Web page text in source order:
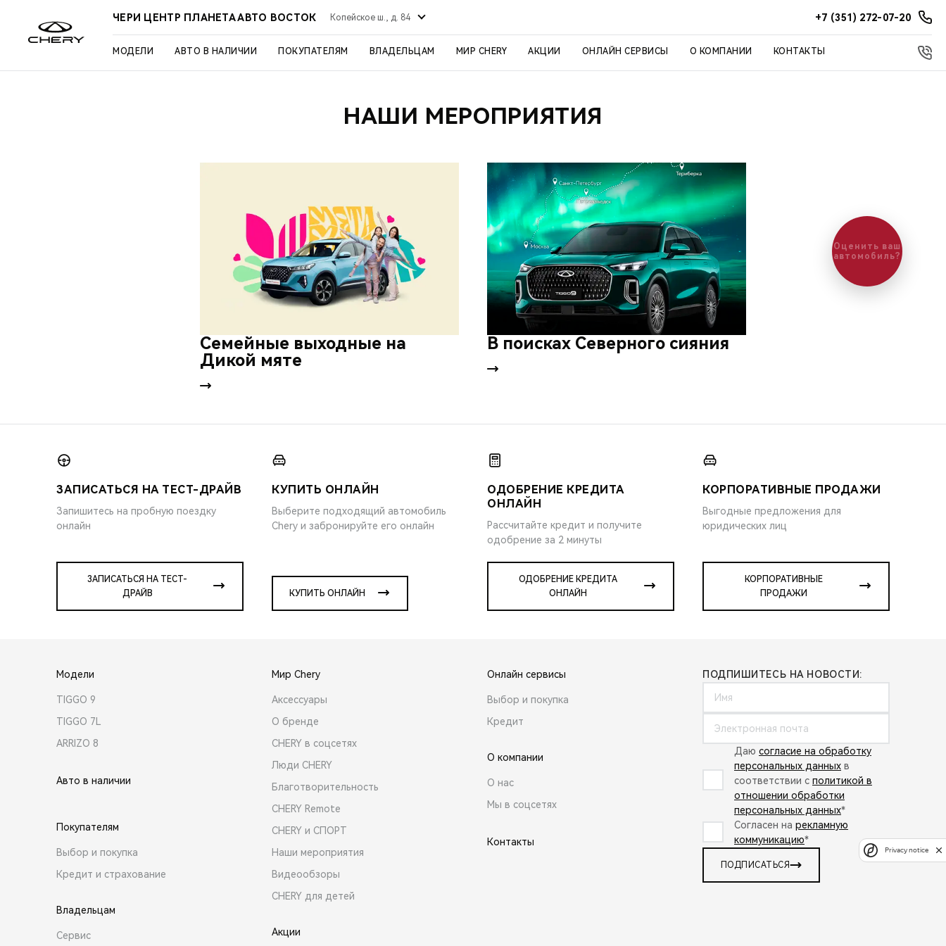
ЧЕРИ ЦЕНТР ПЛАНЕТА АВТО ВОСТОК Копейское ш., д. 84 +7 (351) 272-07-20
МОДЕЛИ АВТО В НАЛИЧИИ ПОКУПАТЕЛЯМ ВЛАДЕЛЬЦАМ МИР CHERY АКЦИИ ОНЛАЙН СЕРВИСЫ О КОМПАНИИ КОНТАКТЫ
НАШИ МЕРОПРИЯТИЯ
Семейные выходные на
Дикой мяте
В поисках Северного сияния
ЗАПИСАТЬСЯ НА ТЕСТ-ДРАЙВ
Запишитесь на пробную поездку
онлайн
ЗАПИСАТЬСЯ НА ТЕСТ-
ДРАЙВ
КУПИТЬ ОНЛАЙН
Выберите подходящий автомобиль
Chery и забронируйте его онлайн
КУПИТЬ ОНЛАЙН
ОДОБРЕНИЕ КРЕДИТА
ОНЛАЙН
Рассчитайте кредит и получите
одобрение за 2 минуты
ОДОБРЕНИЕ КРЕДИТА
ОНЛАЙН
КОРПОРАТИВНЫЕ ПРОДАЖИ
Выгодные предложения для
юридических лиц
КОРПОРАТИВНЫЕ
ПРОДАЖИ
Модели
TIGGO 9
TIGGO 7L
ARRIZO 8
Авто в наличии
Покупателям
Выбор и покупка
Кредит и страхование
Владельцам
Сервис
Мир Chery
Аксессуары
О бренде
CHERY в соцсетях
Люди CHERY
Благотворительность
CHERY Remote
CHERY и СПОРТ
Наши мероприятия
Видеообзоры
CHERY для детей
Акции
Онлайн сервисы
Выбор и покупка
Кредит
О компании
О нас
Мы в соцсетях
Контакты
ПОДПИШИТЕСЬ НА НОВОСТИ:
Даю согласие на обработку
персональных данных в
соответствии с политикой в
отношении обработки
персональных данных*
Согласен на рекламную
коммуникацию*
ПОДПИСАТЬСЯ
Оценить ваш
автомобиль?
Privacy notice